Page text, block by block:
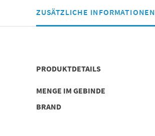
ZUSÄTZLICHE INFORMATIONEN
PRODUKTDETAILS
MENGE IM GEBINDE
BRAND